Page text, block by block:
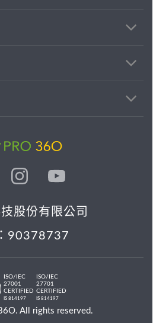
股份有限公司
90378737
ISO/IEC
27001
CERTIFIED
IS 814197
ISO/IEC
27701
CERTIFIED
IS 814197
All rights reserved.